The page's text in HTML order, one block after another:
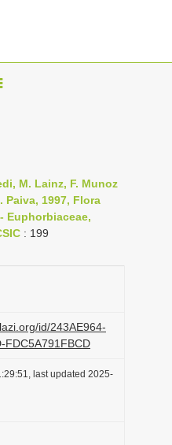
M. Lainz, F. Munoz
Paiva, 1997, Flora
Euphorbiaceae,
: 199
id/243AE964-
FDC5A791FBCD
last updated 2025-